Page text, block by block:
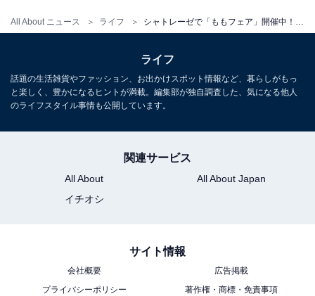
All About ニュース ライフ
ラズベリーゼリー
それぞれを別々に食べるよりは、スプーンをグイッと下
ライフ
話題の生活雑貨やファッション、お出かけスポット情報など、暮らしがもっ
と楽しく、豊かになるヒントが満載。編集部が独自調査した、気になる他人
のライフスタイル事情も公開しています。
関連サービス
All About
All About Japan
イチオシ
サイト情報
会社概要
広告掲載
プライバシーポリシー
著作権・商標・免責事項